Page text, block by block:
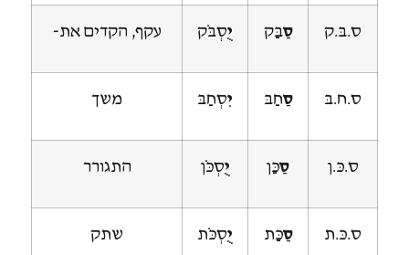
ס.בּ.ק סַבַּק יֻסְבֹּק עקף, הקדים את-
ס.ח.בּ סַחַבּ יִסְחַבּ משך
ס.כּ.ן סַכַּן יֻסְכֹּן התגורר
ס.כּ.ת סַכַּת יֻסְכֹּת שתק